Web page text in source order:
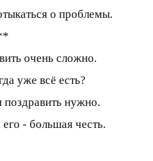
о проблемы.
очень сложно.
уже всё есть?
нужно.
- большая честь.